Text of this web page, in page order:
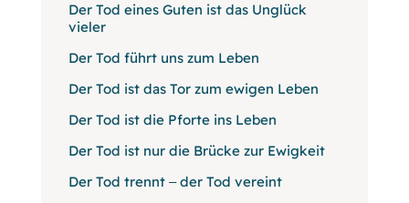
Der Tod eines Guten ist das Unglück
vieler
Der Tod führt uns zum Leben
Der Tod ist das Tor zum ewigen Leben
Der Tod ist die Pforte ins Leben
Der Tod ist nur die Brücke zur Ewigkeit
Der Tod trennt ‒ der Tod vereint